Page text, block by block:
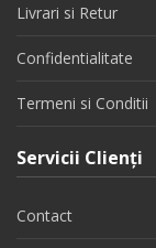
Livrari si Retur
Confidentialitate
Termeni si Conditii
Servicii Clienţi
Contact